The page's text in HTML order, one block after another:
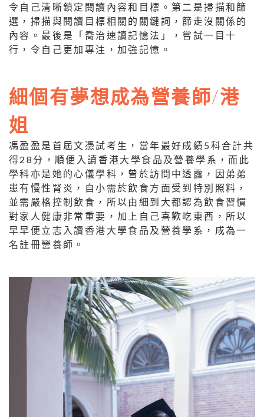
令自己清晰鎖定閱讀內容和目標。第二是掃描和篩
選，掃描與閱讀目標相關的關鍵詞，篩走沒關係的
內容。最後是「喬治速讀記憶法」，嘗試一目十
行，令自己更加專注，加強記憶。
細個有夢想成為營養師/港
姐
馮盈盈是首屆文憑試考生，當年最好成績5科合計共
得28分，順便入讀香港大學食品及營養學系，而此
學科亦是她的心儀學科，曾於訪問中透露，因弟弟
患有慢性腎炎，自小需於飲食方面受到特別照料，
並需嚴格控制飲食，所以由細到大都認為飲食習慣
對家人健康非常重要，加上自己喜歡吃東西，所以
早早便立志入讀香港大學食品及營養學系，成為一
名註冊營養師。